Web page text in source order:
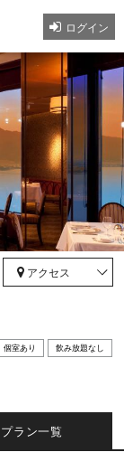
ログイン
アクセス
個室あり 飲み放題なし
プラン一覧